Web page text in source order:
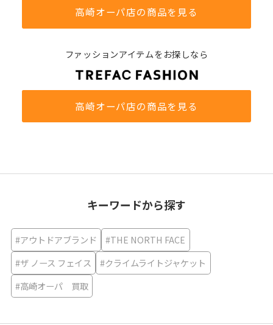
高崎オーパ店の商品を見る
ファッションアイテムをお探しなら
高崎オーパ店の商品を見る
キーワードから探す
#アウトドアブランド
#THE NORTH FACE
#ザ ノース フェイス
#クライムライトジャケット
#高崎オーパ 買取